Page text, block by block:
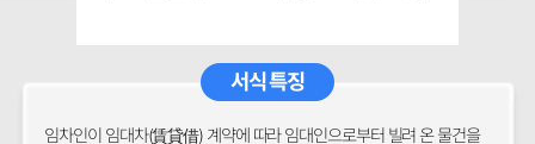
서식 특징
임차인이 임대차(賃貸借) 계약에 따라 임대인으로부터 빌려 온 물건을